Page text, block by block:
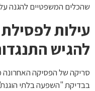
שהכלים המשפטיים להגנה
עילות
להגיש
סריקה של הפסיקה
בבדיקת "השפעה בלתי